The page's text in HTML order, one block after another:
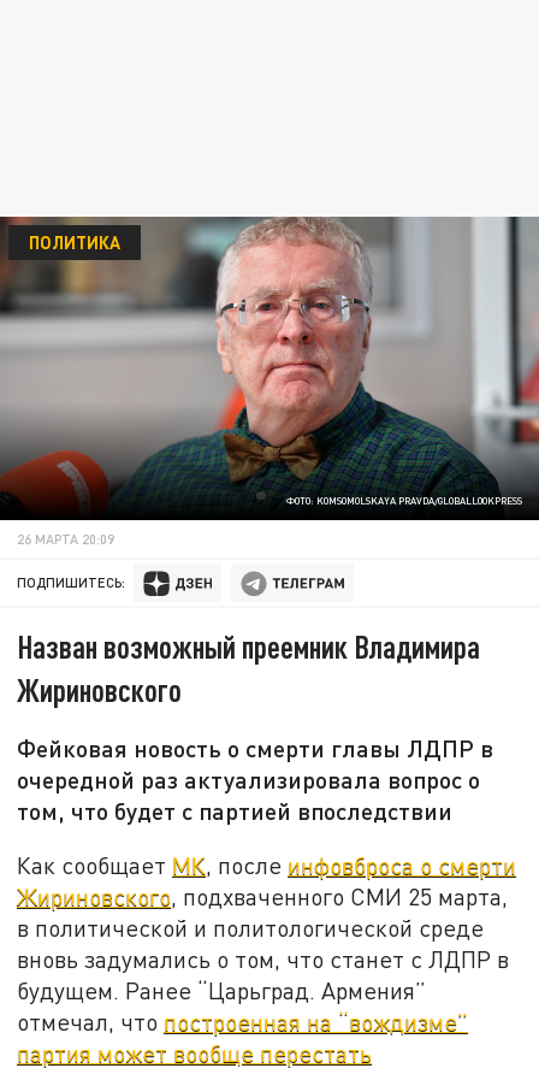
ФОТО: KOMSOMOLSKAYA PRAVDA/GLOBALLOOKPRESS
ПОЛИТИКА
26 МАРТА 20:09
ПОДПИШИТЕСЬ:
Назван возможный преемник Владимира
Жириновского
Фейковая новость о смерти главы ЛДПР в
очередной раз актуализировала вопрос о
том, что будет с партией впоследствии
Как сообщает МК, после инфовброса о смерти
Жириновского, подхваченного СМИ 25 марта,
в политической и политологической среде
вновь задумались о том, что станет с ЛДПР в
будущем. Ранее “Царьград. Армения”
отмечал, что построенная на “вождизме”
партия может вообще перестать